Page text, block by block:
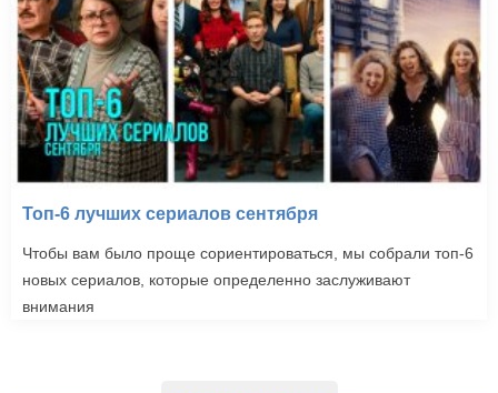
Топ-6 лучших сериалов сентября
Чтобы вам было проще сориентироваться, мы собрали топ-6
новых сериалов, которые определенно заслуживают
внимания